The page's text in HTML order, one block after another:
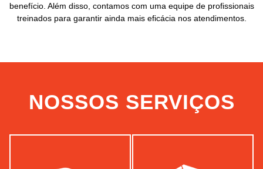
benefício. Além disso, contamos com uma equipe de profissionais
treinados para garantir ainda mais eficácia nos atendimentos.
NOSSOS SERVIÇOS